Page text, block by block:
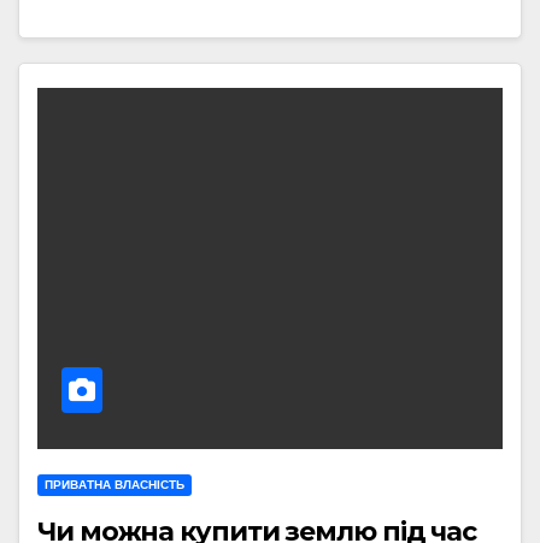
ПРИВАТНА ВЛАСНІСТЬ
Чи можна купити землю під час